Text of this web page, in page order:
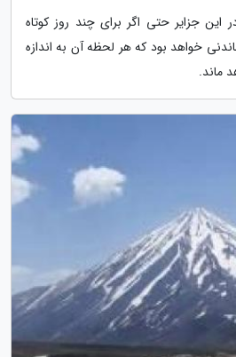
جزایر حتی اگر برای چند روز کوتاه
خواهد بود که هر لحظه آن به اندازه
ماند.